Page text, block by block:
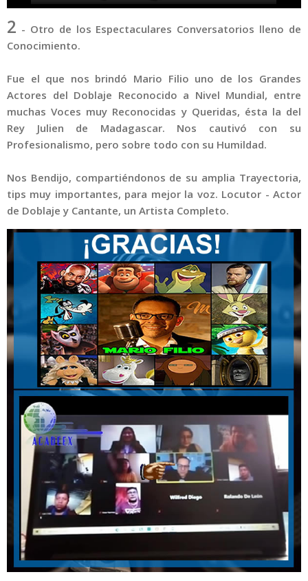
2 - Otro de los Espectaculares Conversatorios lleno de
Conocimiento.
Fue el que nos brindó Mario Filio uno de los Grandes
Actores del Doblaje Reconocido a Nivel Mundial, entre
muchas Voces muy Reconocidas y Queridas, ésta la del
Rey Julien de Madagascar. Nos cautivó con su
Profesionalismo, pero sobre todo con su Humildad.
Nos Bendijo, compartiéndonos de su amplia Trayectoria,
tips muy importantes, para mejor la voz. Locutor - Actor
de Doblaje y Cantante, un Artista Completo.